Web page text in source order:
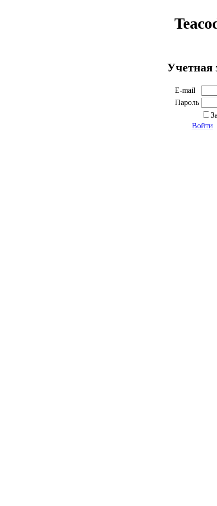
Учетная
E-mail
Пароль
Войти